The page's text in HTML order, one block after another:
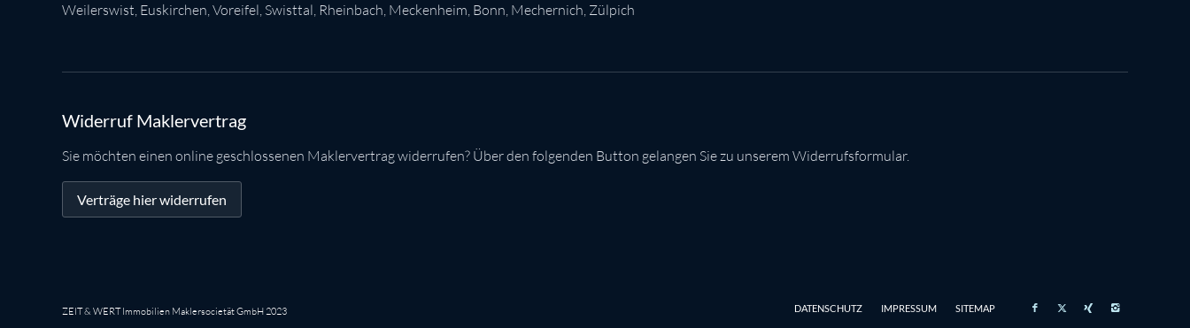
Weilerswist, Euskirchen, Voreifel, Swisttal, Rheinbach, Meckenheim, Bonn, Mechernich, Zülpich
Widerruf Maklervertrag
Sie möchten einen online geschlossenen Maklervertrag widerrufen? Über den folgenden Button gelangen Sie zu unserem Widerrufsformular.
Verträge hier widerrufen
ZEIT & WERT Immobilien Maklersocietät GmbH 2023 DATENSCHUTZ IMPRESSUM SITEMAP